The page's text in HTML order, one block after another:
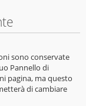
sono conservate
Pannello di
pagina, ma questo
di cambiare